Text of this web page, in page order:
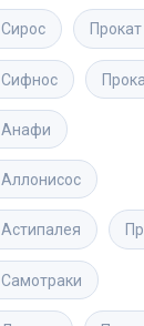
Сирос
Сифнос
Анафи
Аллонисос
Астипалея
Самотраки